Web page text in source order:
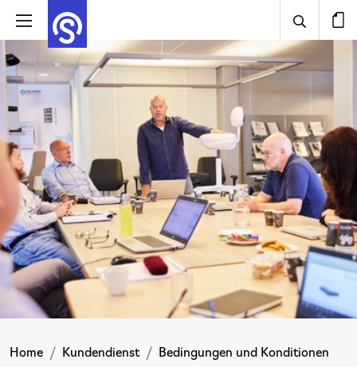
Home Kundendienst Bedingungen und Konditionen